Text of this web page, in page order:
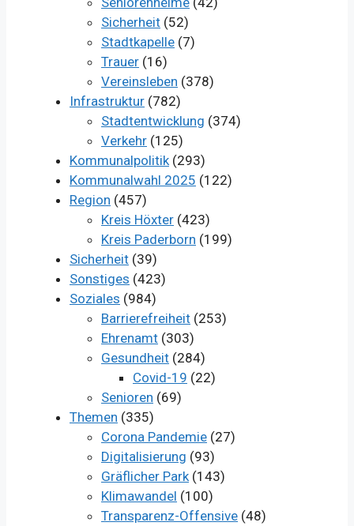
Sicherheit (52)
Stadtkapelle (7)
Trauer (16)
Vereinsleben (378)
Infrastruktur (782)
Stadtentwicklung (374)
Verkehr (125)
Kommunalpolitik (293)
Kommunalwahl 2025 (122)
Region (457)
Kreis Höxter (423)
Kreis Paderborn (199)
Sicherheit (39)
Sonstiges (423)
Soziales (984)
Barrierefreiheit (253)
Ehrenamt (303)
Gesundheit (284)
Covid-19 (22)
Senioren (69)
Themen (335)
Corona Pandemie (27)
Digitalisierung (93)
Gräflicher Park (143)
Klimawandel (100)
Transparenz-Offensive (48)